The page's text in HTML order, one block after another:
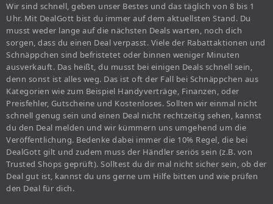
Wir sind schnell, geben unser Bestes und das täglich von 8 bis 1
Uhr. Mit DealGott bist du immer auf dem aktuellsten Stand. Du
musst weder lange auf die nächsten Deals warten, noch dich
sorgen, dass du einen Deal verpasst. Viele der Rabattaktionen und
Schnäppchen sind befristetet oder binnen weniger Minuten
ausverkauft. Das heißt, du musst bei einigen Deals schnell sein,
denn sonst ist alles weg. Das ist oft der Fall bei Schnäppchen aus
Kategorien wie zum Beispiel Handyverträge, Finanzen, oder
Preisfehler, Gutscheine und Kostenloses. Sollten wir einmal nicht
schnell genug sein und einen Deal nicht rechtzeitig sehen, kannst
du den Deal melden und wir kümmern uns umgehend um die
Veröffentlichung. Bedenke dabei immer die 10% Regel, die bei
DealGott gilt und zudem muss der Händler seriös sein (z.B. von
Trusted Shops geprüft). Solltest du dir mal nicht sicher sein, ob der
Deal gut ist, kannst du uns gerne um Hilfe bitten und wie prüfen
den Deal für dich.